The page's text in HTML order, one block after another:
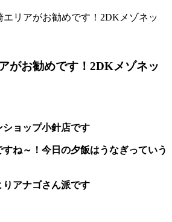
エリアがお勧めです！2DKメゾネッ
がお勧めです！2DKメゾネッ
ョップ小針店です
ね～！今日の夕飯はうなぎっていう
アナゴさん派です